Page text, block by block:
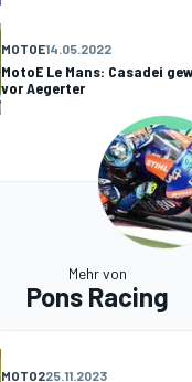
MOTOE14.05.2022
MotoE Le Mans: Casadei
vor Aegerter
Mehr von
Pons Racing
MOTO225.11.2023